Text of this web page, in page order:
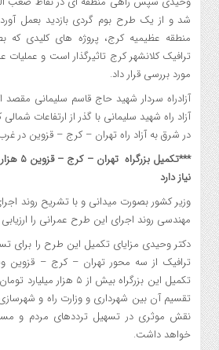
شد و از یک طرح بوم گردی بازدید بعمل
منطقه عظیمیه کرج، پروژه های کلیدی که
ترافیک کلانشهر کرج تاثیرگذار است و عملیات
مورد بررسی قرار داد.
آزادراه سردار شهید حاج قاسم سلیمانی مقصد
آزاد راه شهید سلیمانی با گذر از ارتفاعات
در شرق به آزاد راه تهران – کرج – قزوین در
***تکمیل
نیاز دارد
وزیر کشور بصورت میدانی و با تشریح روند
مهندسی روند اجرای این طرح عمرانی را ارزیابی
دکتر وحیدی مزایای تکمیل این طرح را برای
ترافیک از سه محور تهران – کرج – قزوین
تکمیل این بزرگراه بیش از ۵
تقسیم آن بین شهرداری و وزارت راه و
نقش موثری در تسهیل ترددهای مردم و
خواهد داشت.